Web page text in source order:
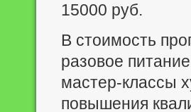
15000 руб.
В стоимость
разовое
мастер-классы
повышения